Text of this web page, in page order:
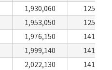
1,930,060
125,840
1,953,050
125,840
1,976,150
141,570
1,999,140
141,570
2,022,130
141,570